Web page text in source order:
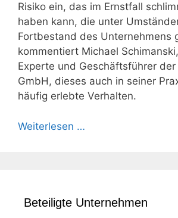
Risiko ein, das im Ernstfall
haben kann, die unter
Fortbestand des Unternehmens
kommentiert Michael
Experte und Geschäftsführer der
GmbH, dieses auch in seiner
häufig erlebte Verhalten.
Weiterlesen …
Beteiligte Unternehmen